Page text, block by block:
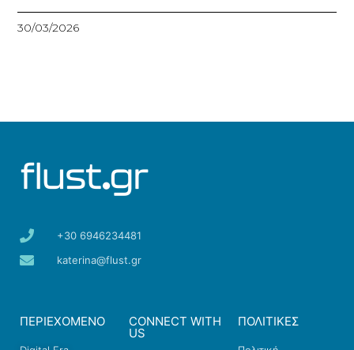
30/03/2026
+30 6946234481
katerina@flust.gr
ΠΕΡΙΕΧΟΜΕΝΟ CONNECT WITH
US
ΠΟΛΙΤΙΚΕΣ